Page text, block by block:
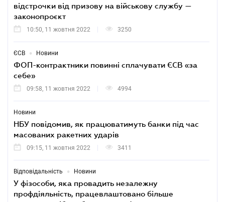
відстрочки від призову на військову службу —
законопроєкт
10:50, 11 жовтня 2022 3250
ЄСВ • Новини
ФОП-контрактники повинні сплачувати ЄСВ «за
себе»
09:58, 11 жовтня 2022 4994
Новини
НБУ повідомив, як працюватимуть банки під час
масованих ракетних ударів
09:15, 11 жовтня 2022 3411
Відповідальність • Новини
У фізособи, яка провадить незалежну
профдіяльність, працевлаштовано більше